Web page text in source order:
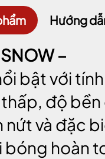
Hướng
–
bật với
độ bền
nứt và đặc
bóng hoàn